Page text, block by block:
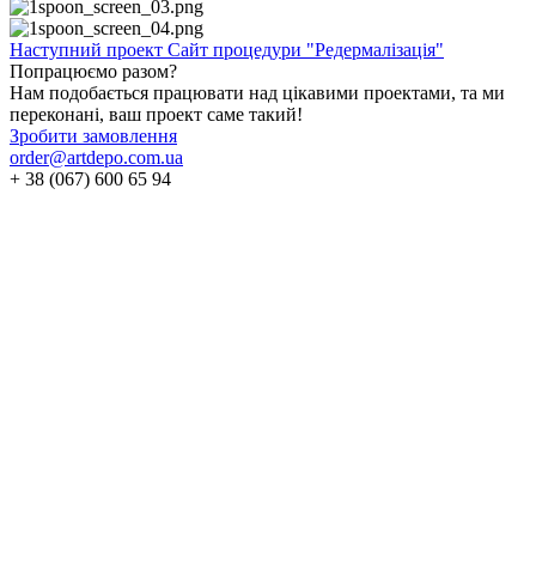
Наступний проект Сайт процедури "Редермалізація"
Попрацюємо разом?
Нам подобається працювати над цікавими проектами, та ми
переконані, ваш проект саме такий!
Зробити замовлення
order@artdepo.com.ua
+ 38 (067) 600 65 94